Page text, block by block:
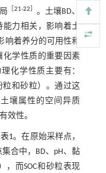
［21-22
。土壤BD、
能力相关，影响着土
响着养分的可用性和
化学性质的重要因素
化学性质主要有：
粒和砂粒）。通过这
壤属性的空间异质
效性。
表1。在原始采样点，
合中，BD、pH、黏
，而SOC和砂粒表现